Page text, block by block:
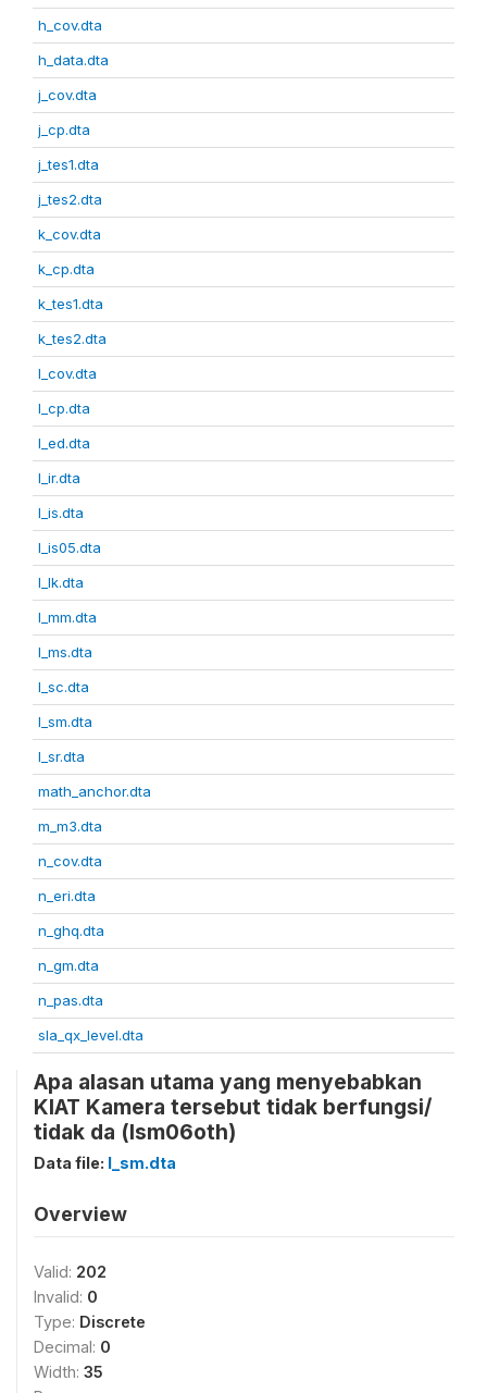
h_cov.dta
h_data.dta
j_cov.dta
j_cp.dta
j_tes1.dta
j_tes2.dta
k_cov.dta
k_cp.dta
k_tes1.dta
k_tes2.dta
l_cov.dta
l_cp.dta
l_ed.dta
l_ir.dta
l_is.dta
l_is05.dta
l_lk.dta
l_mm.dta
l_ms.dta
l_sc.dta
l_sm.dta
l_sr.dta
math_anchor.dta
m_m3.dta
n_cov.dta
n_eri.dta
n_ghq.dta
n_gm.dta
n_pas.dta
sla_qx_level.dta
Apa alasan utama yang menyebabkan
KIAT Kamera tersebut tidak berfungsi/
tidak da (lsm06oth)
Data file: l_sm.dta
Overview
Valid: 202
Invalid: 0
Type: Discrete
Decimal: 0
Width: 35